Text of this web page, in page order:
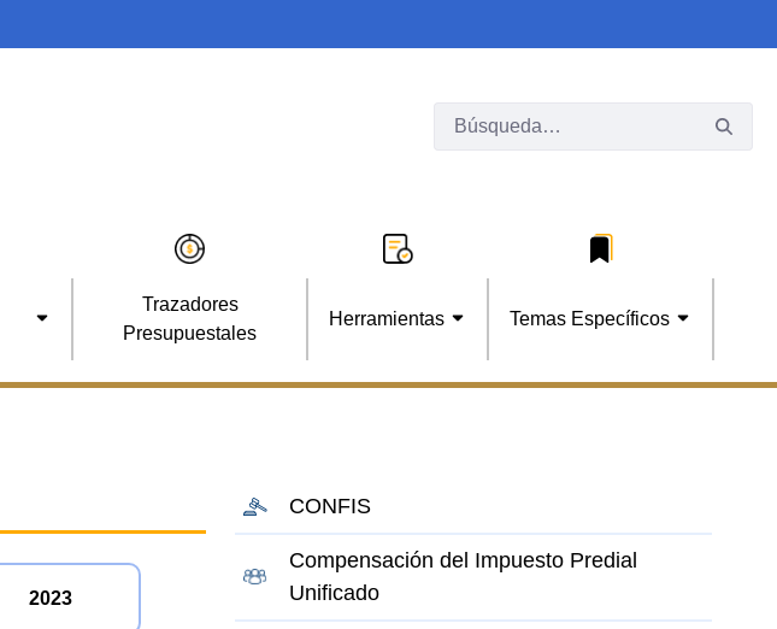
Trazadores
Presupuestales
Herramientas Temas Específicos
2023
CONFIS
Compensación del Impuesto Predial
Unificado